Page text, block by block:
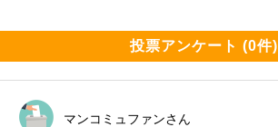
投票アンケート (0件)
マンコミュファンさん